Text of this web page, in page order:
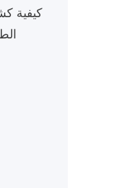
كيفية